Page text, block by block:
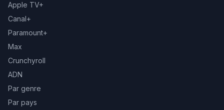
Apple TV+
Canal+
Paramount+
Max
Crunchyroll
ADN
Par genre
Par pays